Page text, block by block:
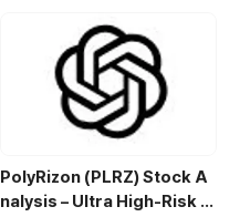
PolyRizon (PLRZ) Stock A
nalysis – Ultra High-Risk N